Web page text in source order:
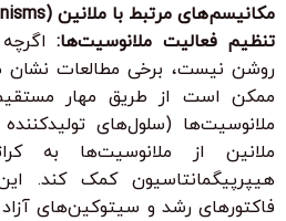
مکانیسم‌های مرتبط با ملانین (Melanin-related Mechanisms):
تنظیم فعالیت ملانوسیت‌ها:اگرچه
روشن نیست، برخی مطالعات نشان
ممکن است از طریق مهار
ملانوسیت‌ها (سلول‌های
ملانین از ملانوسیت‌ها به
هیپرپیگمانتاسیون کمک کند.
فاکتورهای رشد و سیتوکین‌های